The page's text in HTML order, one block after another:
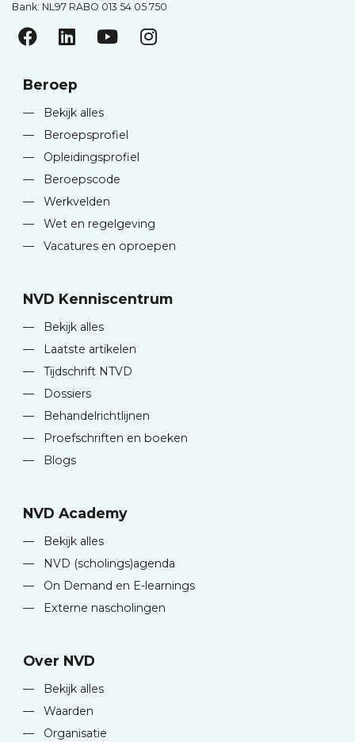
Bank: NL97 RABO 013 54 05 750
Beroep
—
Bekijk alles
—
Beroepsprofiel
—
Opleidingsprofiel
—
Beroepscode
—
Werkvelden
—
Wet en regelgeving
—
Vacatures en oproepen
NVD Kenniscentrum
—
Bekijk alles
—
Laatste artikelen
—
Tijdschrift NTVD
—
Dossiers
—
Behandelrichtlijnen
—
Proefschriften en boeken
—
Blogs
NVD Academy
—
Bekijk alles
—
NVD (scholings)agenda
—
On Demand en E-learnings
—
Externe nascholingen
Over NVD
—
Bekijk alles
—
Waarden
—
Organisatie